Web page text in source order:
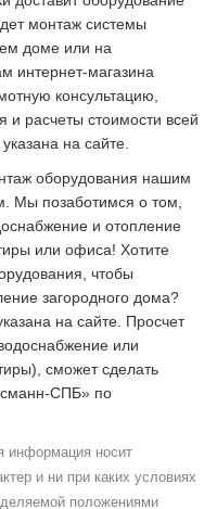
монтаж системы
доме или на
интернет-магазина
консультацию,
и расчеты стоимости всей
на сайте.
оборудования нашим
Мы позаботимся о том,
и отопление
или офиса! Хотите
чтобы
загородного дома?
на сайте. Просчет
или
сможет сделать
СПБ» по
информация носит
и ни при каких условиях
положениями